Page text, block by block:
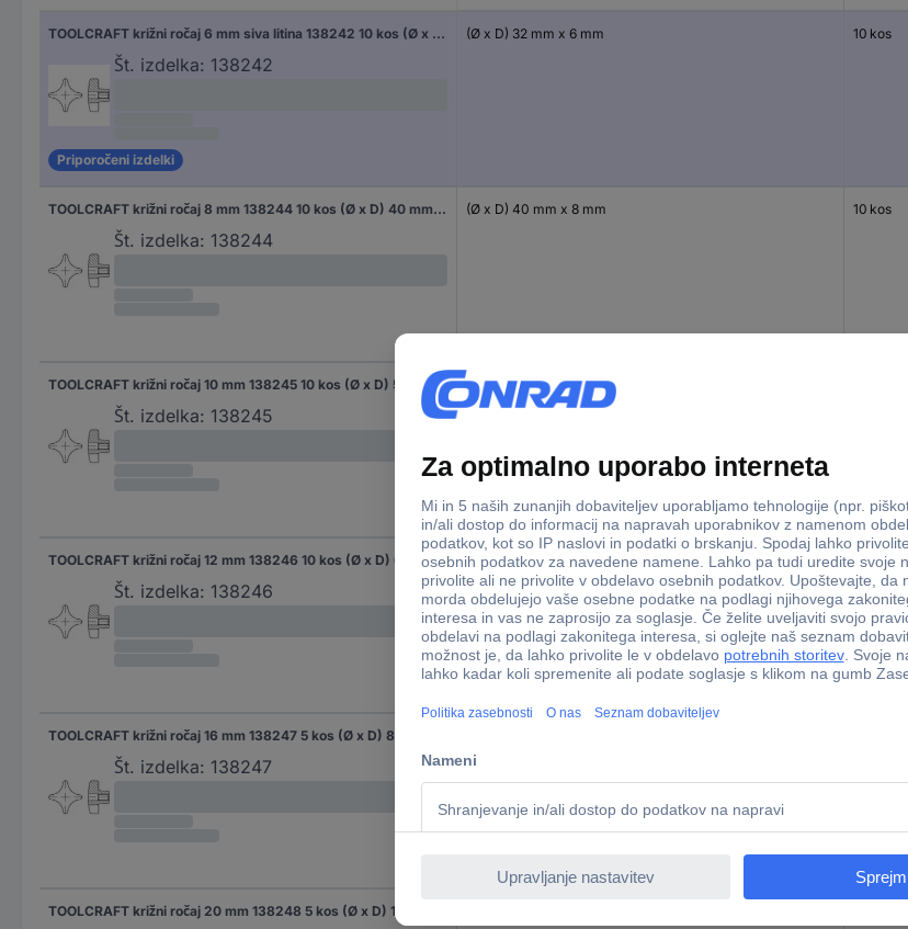
TOOLCRAFT križni ročaj 6 mm siva litina 138242 10 kos (Ø x D) 32 mm x 6 mm
Št. izdelka: 138242
Priporočeni izdelki
(Ø x D) 32 mm x 6 mm 10 kos
TOOLCRAFT križni ročaj 8 mm 138244 10 kos (Ø x D) 40 mm x 8 mm
Št. izdelka: 138244
(Ø x D) 40 mm x 8 mm 10 kos
TOOLCRAFT križni ročaj 10 mm 138245 10 kos (Ø x D) 50 mm x 10 mm
Št. izdelka: 138245
(Ø x D) 50 mm x 10 mm
TOOLCRAFT križni ročaj 12 mm 138246 10 kos (Ø x D) 63 mm x 12 mm
Št. izdelka: 138246
(Ø x D) 63 mm x 12 mm 10 kos
Št. izdelka: 138247